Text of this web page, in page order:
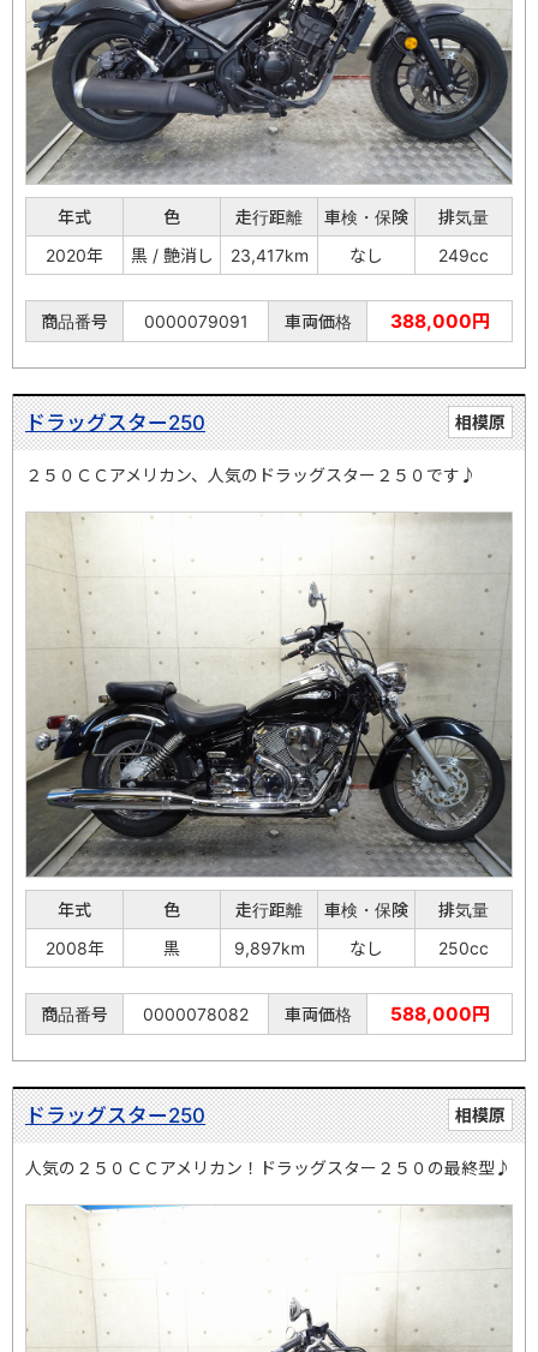
年式 色 走行距離 車検・保険
排気量
2020年
黒 / 艶消し 23,417km なし 249cc
商品番号 0000079091 車両価格 388,000円
相模原
ドラッグスター250
２５０ＣＣアメリカン、人気のドラッグスター２５０です♪
年式 色 走行距離 車検・保険
排気量
2008年
黒 9,897km なし 250cc
商品番号 0000078082 車両価格 588,000円
相模原
ドラッグスター250
人気の２５０ＣＣアメリカン！ドラッグスター２５０の最終型♪